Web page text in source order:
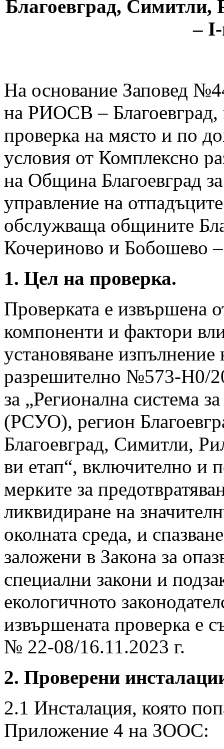
Благоевград, Симитли,
–
На основание Заповед
на РИОСВ – Благоевград,
проверка на място и по
условия от Комплексно
на Община Благоевград
управление на
обслужваща общините
Кочериново и Бобошево
1. Цел на проверка.
Проверката е извършена
компоненти и фактори
установяване
разрешително №573-H0/
за „Регионална система
(РСУО), регион
Благоевград, Симитли,
ви етап“, включително и
мерките за
ликвидиране на
околната среда, и
заложени в Закона за
специални закони и
екологичното
извършената проверка е
№ 22-08/16.11.2023 г.
2. Проверени
2.1 Инсталация, която
Приложение 4 на ЗООС: